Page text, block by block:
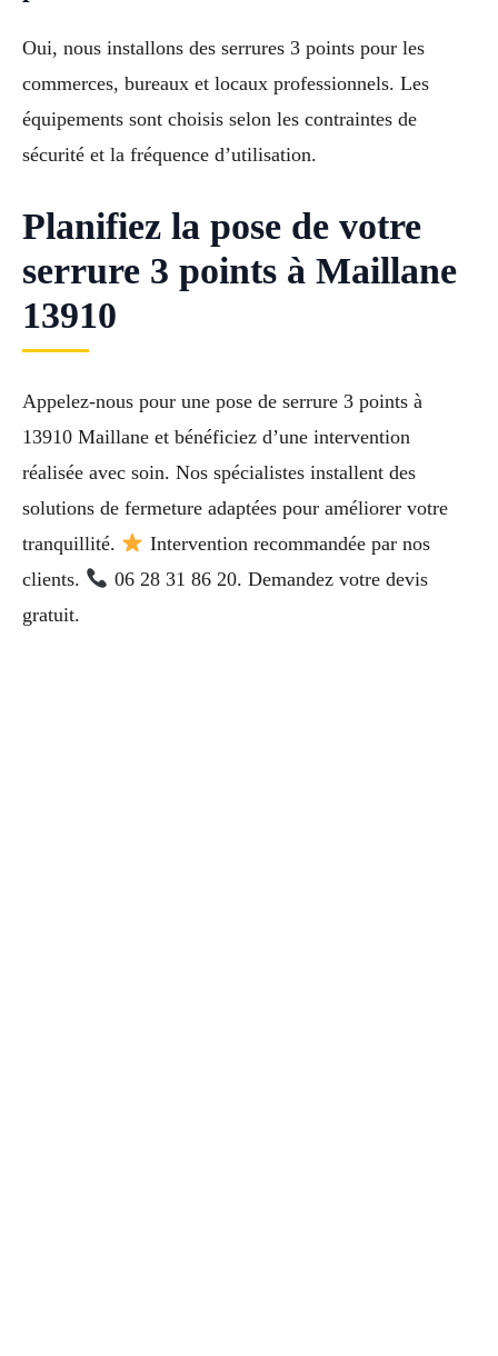
Oui, nous installons des serrures 3 points pour les
commerces, bureaux et locaux professionnels. Les
équipements sont choisis selon les contraintes de
sécurité et la fréquence d’utilisation.
Planifiez la pose de votre
serrure 3 points à Maillane
13910
Appelez-nous pour une pose de serrure 3 points à
13910 Maillane et bénéficiez d’une intervention
réalisée avec soin. Nos spécialistes installent des
solutions de fermeture adaptées pour améliorer votre
tranquillité.
Intervention recommandée par nos
clients.
06 28 31 86 20. Demandez votre devis
gratuit.